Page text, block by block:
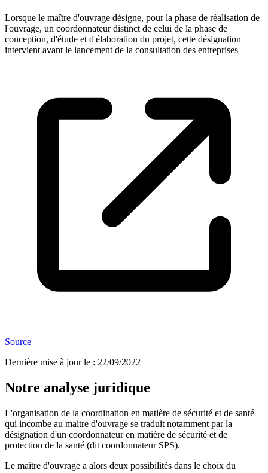
Lorsque le maître d'ouvrage désigne, pour la phase de réalisation de
l'ouvrage, un coordonnateur distinct de celui de la phase de
conception, d'étude et d'élaboration du projet, cette désignation
intervient avant le lancement de la consultation des entreprises
Source
Dernière mise à jour le : 22/09/2022
Notre analyse juridique
L'organisation de la coordination en matière de sécurité et de santé
qui incombe au maitre d'ouvrage se traduit notamment par la
désignation d'un coordonnateur en matière de sécurité et de
protection de la santé (dit coordonnateur SPS).
Le maître d'ouvrage a alors deux possibilités dans le choix du